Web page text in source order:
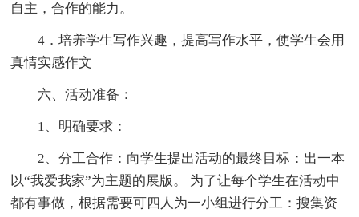
自主，合作的能力。
4．培养学生写作兴趣，提高写作水平，使学生会用
真情实感作文
六、活动准备：
1、明确要求：
2、分工合作：向学生提出活动的最终目标：出一本
以“我爱我家”为主题的展版。 为了让每个学生在活动中
都有事做，根据需要可四人为一小组进行分工：搜集资